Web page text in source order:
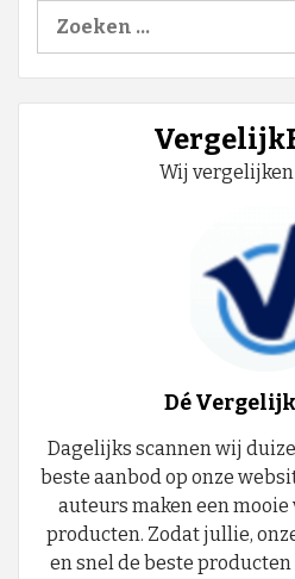
Zoeken
Wij vergelijken
Dé
Dagelijks scannen wij
beste aanbod op onze
auteurs maken een
producten. Zodat jullie,
en snel de beste